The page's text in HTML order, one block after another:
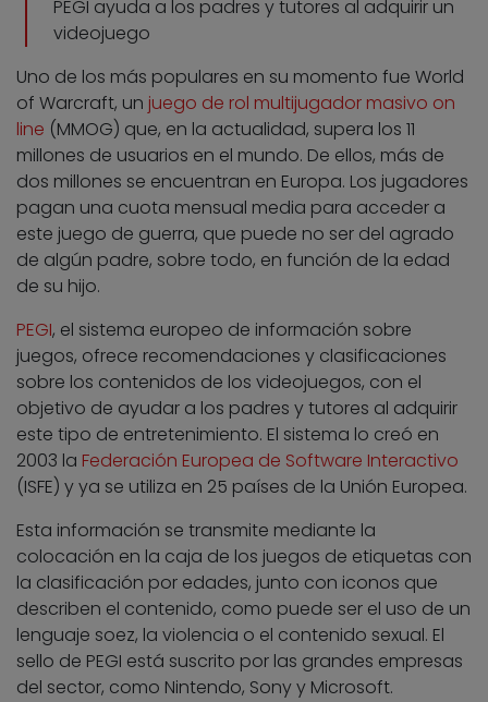
PEGI ayuda a los padres y tutores al adquirir un
videojuego
Uno de los más populares en su momento fue World
of Warcraft, un juego de rol multijugador masivo on
line (MMOG) que, en la actualidad, supera los 11
millones de usuarios en el mundo. De ellos, más de
dos millones se encuentran en Europa. Los jugadores
pagan una cuota mensual media para acceder a
este juego de guerra, que puede no ser del agrado
de algún padre, sobre todo, en función de la edad
de su hijo.
PEGI, el sistema europeo de información sobre
juegos, ofrece recomendaciones y clasificaciones
sobre los contenidos de los videojuegos, con el
objetivo de ayudar a los padres y tutores al adquirir
este tipo de entretenimiento. El sistema lo creó en
2003 la Federación Europea de Software Interactivo
(ISFE) y ya se utiliza en 25 países de la Unión Europea.
Esta información se transmite mediante la
colocación en la caja de los juegos de etiquetas con
la clasificación por edades, junto con iconos que
describen el contenido, como puede ser el uso de un
lenguaje soez, la violencia o el contenido sexual. El
sello de PEGI está suscrito por las grandes empresas
del sector, como Nintendo, Sony y Microsoft.